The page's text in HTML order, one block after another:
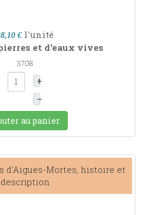
€ l'unité
et d'eaux vives
3708
+
–
au panier